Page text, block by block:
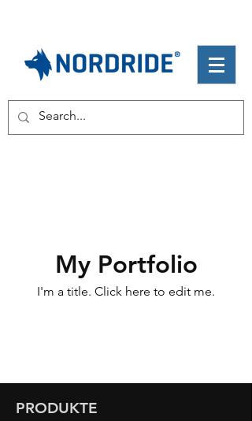
My Portfolio
I'm a title. ​Click here to edit me.
PRODUKTE